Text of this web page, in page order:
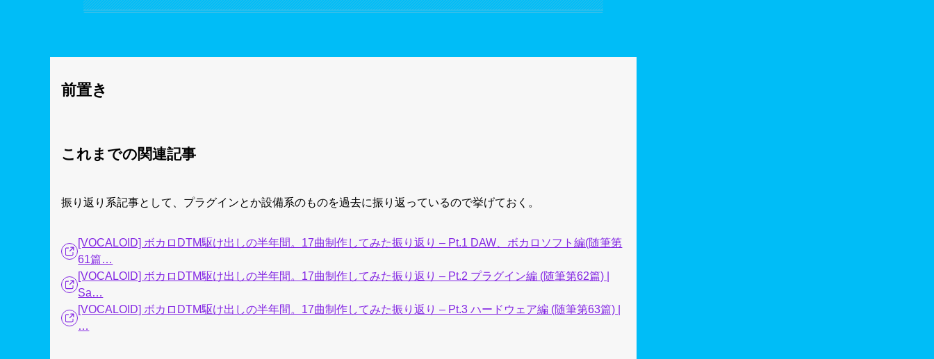
前置き
これまでの関連記事
振り返り系記事として、プラグインとか設備系のものを過去に振り返っているので挙げておく。
[VOCALOID] ボカロDTM駆け出しの半年間。17曲制作してみた振り返り – Pt.1 DAW、ボカロソフト編(随筆第
61篇…
[VOCALOID] ボカロDTM駆け出しの半年間。17曲制作してみた振り返り – Pt.2 プラグイン編 (随筆第62篇) |
Sa…
[VOCALOID] ボカロDTM駆け出しの半年間。17曲制作してみた振り返り – Pt.3 ハードウェア編 (随筆第63篇) |
…